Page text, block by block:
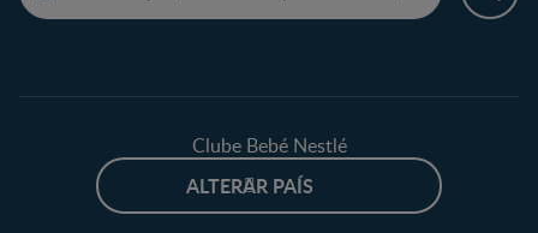
Clube Bebé Nestlé
ALTERAR PAÍS